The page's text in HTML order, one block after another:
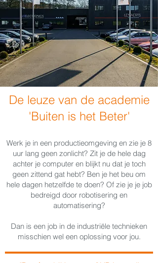
De leuze van de academie
'Buiten is het Beter'
Werk je in een productieomgeving en zie je 8
uur lang geen zonlicht? Zit je de hele dag
achter je computer en blijkt nu dat je toch
geen zittend gat hebt? Ben je het beu om
hele dagen hetzelfde te doen? Of zie je je job
bedreigd door robotisering en
automatisering?
Dan is een job in de industriële technieken
misschien wel een oplossing voor jou.